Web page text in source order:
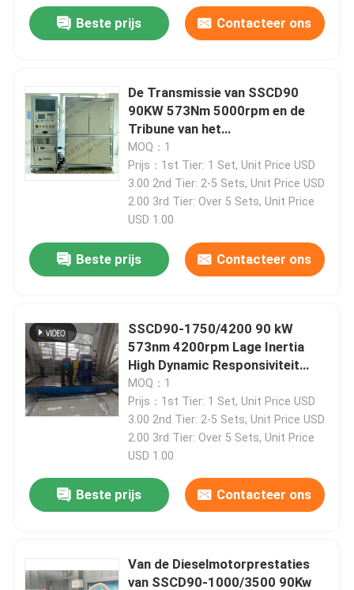
Producten
Fabriekstour
Kwaliteitscontrole
Neem contact met ons op
Nieuws
Beste prijs Contacteer ons
De Transmissie van SSCD90
90KW 573Nm 5000rpm en de
Tribune van het
Dieselmotorproefsysteem
MOQ：1
Prijs：1st Tier: 1 Set, Unit Price USD
3.00 2nd Tier: 2-5 Sets, Unit Price USD
2.00 3rd Tier: Over 5 Sets, Unit Price
USD 1.00
Beste prijs Contacteer ons
SSCD90-1750/4200 90 kW
573nm 4200rpm Lage Inertia
High Dynamic Responsiviteit
dieselmotor Testbank
MOQ：1
Prijs：1st Tier: 1 Set, Unit Price USD
3.00 2nd Tier: 2-5 Sets, Unit Price USD
2.00 3rd Tier: Over 5 Sets, Unit Price
USD 1.00
Beste prijs Contacteer ons
Van de Dieselmotorprestaties
van SSCD90-1000/3500 90Kw